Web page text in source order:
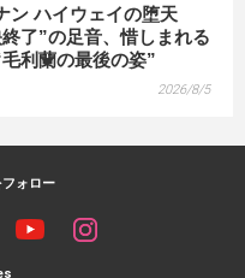
ン ハイウェイの堕天
了”の足音、惜しまれる
利蘭の最後の姿”
2026/8/5
ォロー